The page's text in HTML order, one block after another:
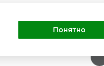
Понятно